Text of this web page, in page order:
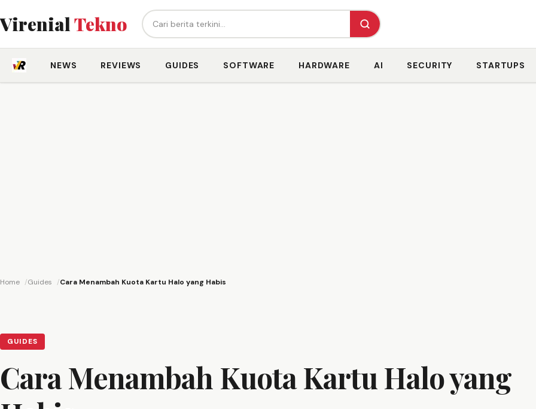
VirenialTekno Cari berita...
NEWS REVIEWS GUIDES SOFTWARE HARDWARE AI SECURITY STARTUPS
Home Guides Cara Menambah Kuota Kartu Halo yang Habis
GUIDES
Cara Menambah Kuota Kartu Halo yang